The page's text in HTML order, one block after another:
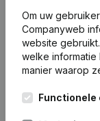
Om uw
Companyweb
website gebruikt.
welke
manier waarop
Functionele
Kantorenpark
248D,
1800 Vilvoorde